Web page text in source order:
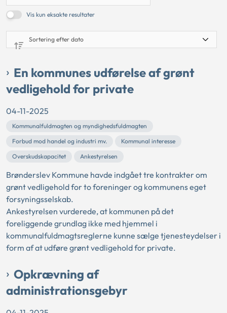
Vis kun eksakte resultater
En kommunes udførelse af grønt
vedligehold for private
04-11-2025
Kommunalfuldmagten og myndighedsfuldmagten
Forbud mod handel og industri mv.
Kommunal interesse
Overskudskapacitet
Ankestyrelsen
Brønderslev Kommune havde indgået tre kontrakter om
grønt vedligehold for to foreninger og kommunens eget
forsyningsselskab.
Ankestyrelsen vurderede, at kommunen på det
foreliggende grundlag ikke med hjemmel i
kommunalfuldmagtsreglerne kunne sælge tjenesteydelser i
form af at udføre grønt vedligehold for private.
Opkrævning af
administrationsgebyr